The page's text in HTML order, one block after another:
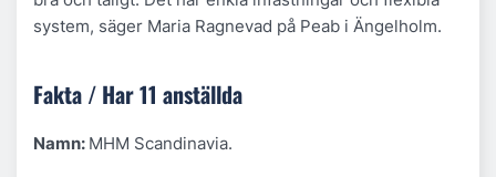
system, säger Maria Ragnevad på Peab i Ängelholm.
Fakta / Har 11 anställda
Namn: MHM Scandinavia.